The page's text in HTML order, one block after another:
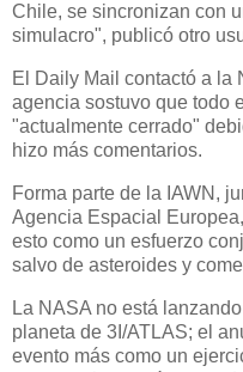
Chile, se sincronizan con
simulacro", publicó otro
El Daily Mail contactó a la
agencia sostuvo que todo
"actualmente cerrado"
hizo más comentarios.
Forma parte de la IAWN,
Agencia Espacial
esto como un esfuerzo
salvo de asteroides y
La NASA no está
planeta de 3I/ATLAS; el
evento más como un